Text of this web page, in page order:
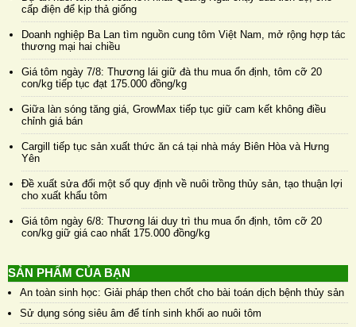
cấp điện để kịp thả giống
Doanh nghiệp Ba Lan tìm nguồn cung tôm Việt Nam, mở rộng hợp tác
thương mại hai chiều
Giá tôm ngày 7/8: Thương lái giữ đà thu mua ổn định, tôm cỡ 20
con/kg tiếp tục đạt 175.000 đồng/kg
Giữa làn sóng tăng giá, GrowMax tiếp tục giữ cam kết không điều
chỉnh giá bán
Cargill tiếp tục sản xuất thức ăn cá tại nhà máy Biên Hòa và Hưng
Yên
Đề xuất sửa đổi một số quy định về nuôi trồng thủy sản, tạo thuận lợi
cho xuất khẩu tôm
Giá tôm ngày 6/8: Thương lái duy trì thu mua ổn định, tôm cỡ 20
con/kg giữ giá cao nhất 175.000 đồng/kg
SẢN PHẨM CỦA BẠN
An toàn sinh học: Giải pháp then chốt cho bài toán dịch bệnh thủy sản
Sử dụng sóng siêu âm để tính sinh khối ao nuôi tôm